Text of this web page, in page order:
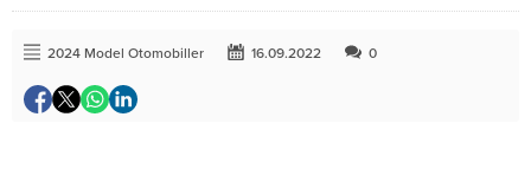
2024 Model Otomobiller 16.09.2022 0